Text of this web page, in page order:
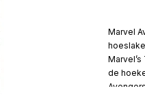
Marvel
de